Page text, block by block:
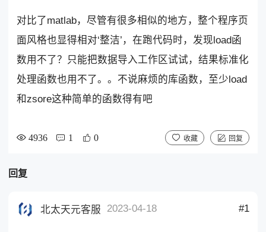
对比了matlab，尽管有很多相似的地方，整个程序页
面风格也显得相对‘整洁’，在跑代码时，发现load函
数用不了？只能把数据导入工作区试试，结果标准化
处理函数也用不了。。不说麻烦的库函数，至少load
和zsore这种简单的函数得有吧
4936 1 0 收藏 回复
回复
北太天元客服 2023-04-18 #1